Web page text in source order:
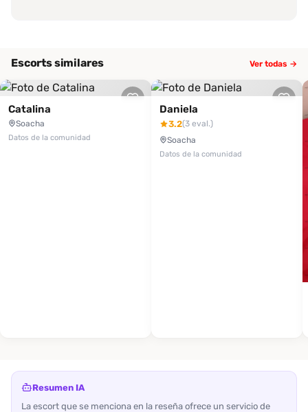
Escorts similares Ver todas →
Catalina
Soacha
Datos de la comunidad
Daniela
3.2(3 eval.)
Soacha
Datos de la comunidad
Resumen IA
La escort que se menciona en la reseña ofrece un servicio de